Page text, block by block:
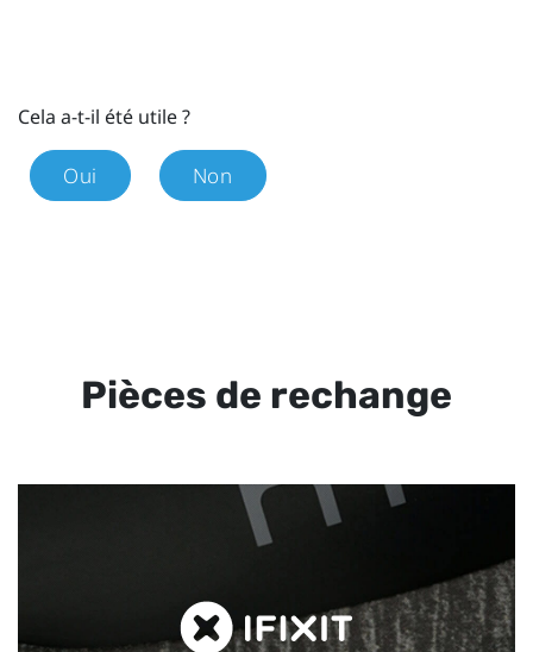
Cela a-t-il été utile ?
Oui Non
Pièces de rechange